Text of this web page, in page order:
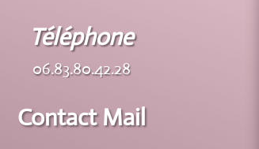
Téléphone
06.83.80.42.28
Contact Mail